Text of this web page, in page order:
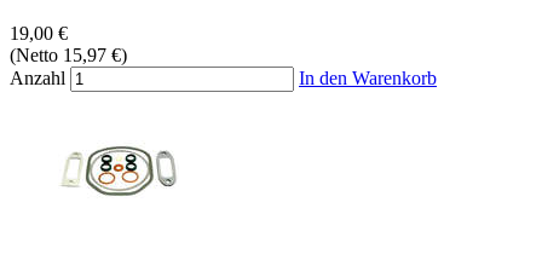
19,00 €
(Netto 15,97 €)
Anzahl
In den Warenkorb